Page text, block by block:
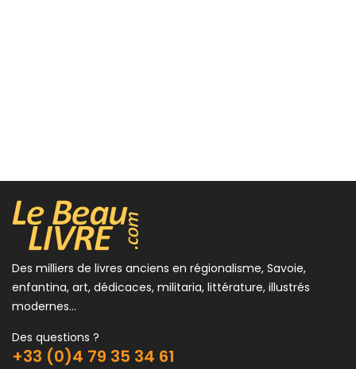
Des milliers de livres anciens en régionalisme, Savoie,
enfantina, art, dédicaces, militaria, littérature, illustrés
modernes...
Des questions ?
+33 (0)4 79 35 34 61